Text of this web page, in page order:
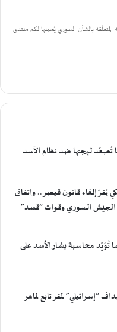
المتعلّقة بالشأن السوري يُجملها لكم منتدى
تُصعّد لهجتها ضد نظام الأسد
يُقرّ إلغاء قانون قيصر.. واتفاق
الجيش السوري وقوات “قسد”
تُؤيّد محاسبة بشار الأسد على
“إسرائيلي” لمقر تابع لماهر